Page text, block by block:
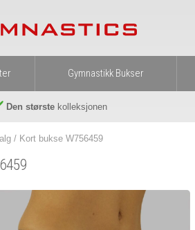
Gymnastikk Bukser
Den størstekolleksjonen
/ Kort bukse W756459